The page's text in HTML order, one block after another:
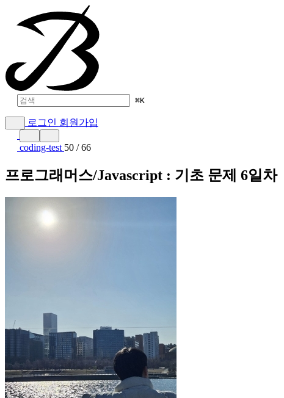
⌘K
로그인 회원가입
coding-test 50 / 66
프로그래머스/Javascript : 기초 문제 6일차